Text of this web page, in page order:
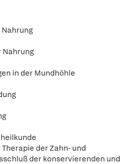
Nahrung
in der Mundhöhle
der Zahn- und
der konservierenden und